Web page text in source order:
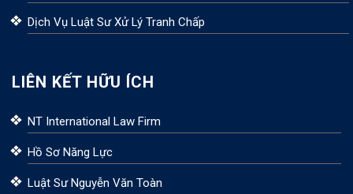
Dịch Vụ Luật Sư Xử Lý Tranh Chấp
LIÊN KẾT HỮU ÍCH
NT International Law Firm
Hồ Sơ Năng Lực
Luật Sư Nguyễn Văn Toàn